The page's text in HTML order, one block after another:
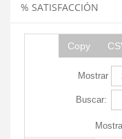
% SATISFACCIÓN
Copy
Mostrar
Buscar: